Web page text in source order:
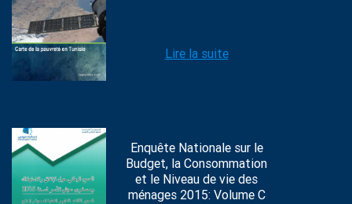
Lire la suite
Enquête Nationale sur le
Budget, la Consommation
et le Niveau de vie des
ménages 2015: Volume C